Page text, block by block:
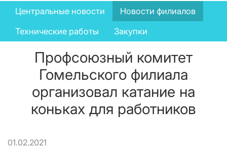
News
menu
Центральные новости
Новости филиалов
Технические работы
Закупки
Профсоюзный комитет
Гомельского филиала
организовал катание на
коньках для работников
01.02.2021